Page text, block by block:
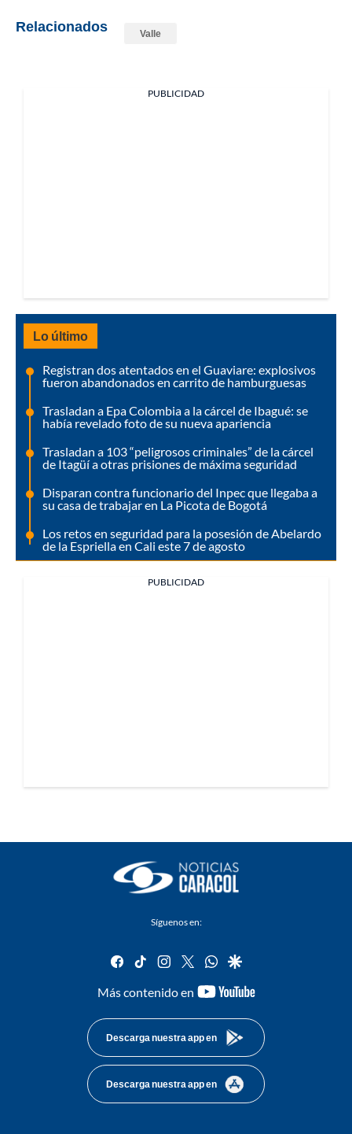
Relacionados Valle
PUBLICIDAD
Lo último
Registran dos atentados en el Guaviare: explosivos
fueron abandonados en carrito de hamburguesas
Trasladan a Epa Colombia a la cárcel de Ibagué: se
había revelado foto de su nueva apariencia
Trasladan a 103 “peligrosos criminales” de la cárcel
de Itagüí a otras prisiones de máxima seguridad
Disparan contra funcionario del Inpec que llegaba a
su casa de trabajar en La Picota de Bogotá
Los retos en seguridad para la posesión de Abelardo
de la Espriella en Cali este 7 de agosto
PUBLICIDAD
Síguenos en:
facebook
tiktok instagram
twitterwhatsapp
google
Más contenido en
youtube-
Descarga nuestra app en
Descarga nuestra app en